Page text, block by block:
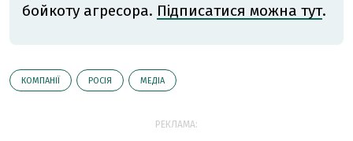
бойкоту агресора. Підписатися можна тут.
КОМПАНІЇ РОСІЯ МЕДІА
РЕКЛАМА: